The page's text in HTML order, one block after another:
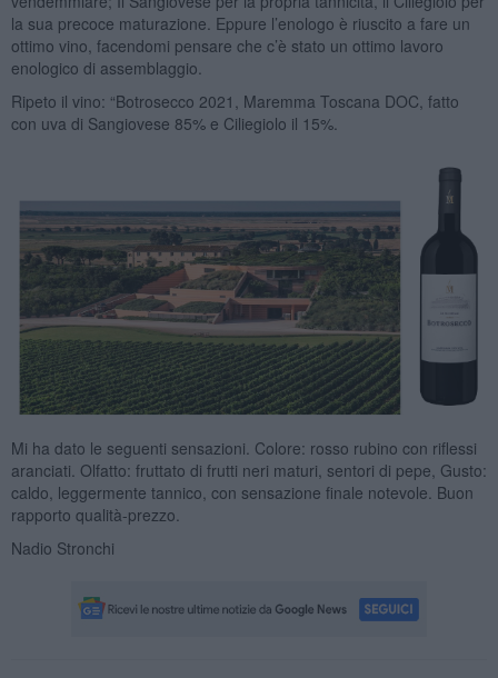
la sua precoce maturazione. Eppure l’enologo è riuscito a fare un
ottimo vino, facendomi pensare che c’è stato un ottimo lavoro
enologico di assemblaggio.
Ripeto il vino: “Botrosecco 2021, Maremma Toscana DOC, fatto
con uva di Sangiovese 85% e Ciliegiolo il 15%.
Mi ha dato le seguenti sensazioni. Colore: rosso rubino con riflessi
aranciati. Olfatto: fruttato di frutti neri maturi, sentori di pepe, Gusto:
caldo, leggermente tannico, con sensazione finale notevole. Buon
rapporto qualità-prezzo.
Nadio Stronchi